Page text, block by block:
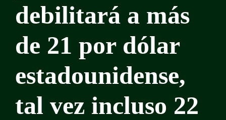
debilitará a más
de 21 por dólar
estadounidense,
tal vez incluso 22